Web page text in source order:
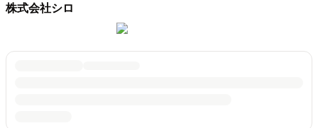
株式会社シロ